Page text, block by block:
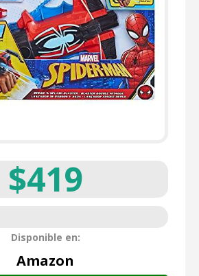
$419
Disponible en:
Amazon